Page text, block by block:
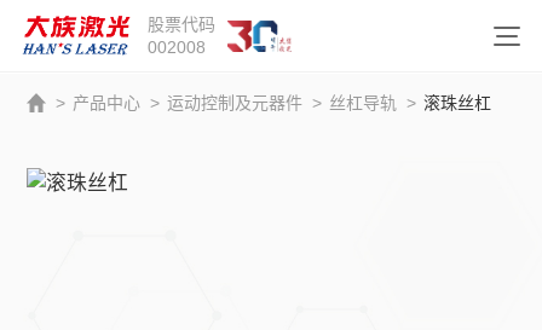
股票代码
002008
> 产品中心 > 运动控制及元器件 > 丝杠导轨 > 滚珠丝杠